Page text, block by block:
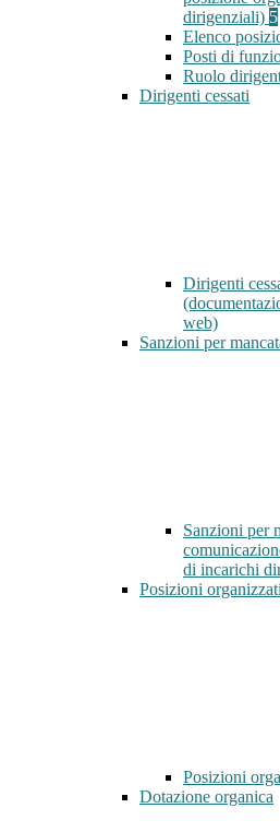
dirigenziali) 5
Elenco
Posti di
Ruolo
Dirigenti cessati
Dirigenti
web)
Sanzioni per
Sanzioni per
di incarichi
Posizioni
Posizioni
Dotazione organica